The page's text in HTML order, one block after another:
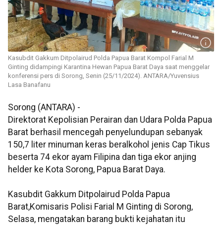
Kasubdit Gakkum Ditpolairud Polda Papua Barat Kompol Farial M
Ginting didampingi Karantina Hewan Papua Barat Daya saat menggelar
konferensi pers di Sorong, Senin (25/11/2024). ANTARA/Yuvensius
Lasa Banafanu
Sorong (ANTARA) -
Direktorat Kepolisian Perairan dan Udara Polda Papua
Barat berhasil mencegah penyelundupan sebanyak
150,7 liter minuman keras beralkohol jenis Cap Tikus
beserta 74 ekor ayam Filipina dan tiga ekor anjing
helder ke Kota Sorong, Papua Barat Daya.
Kasubdit Gakkum Ditpolairud Polda Papua
Barat,Komisaris Polisi Farial M Ginting di Sorong,
Selasa, mengatakan barang bukti kejahatan itu